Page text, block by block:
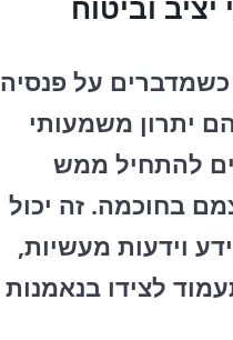
על פנסיה
יתרון משמעותי
להתחיל ממש
בחוכמה. זה יכול
וידעות מעשיות,
לצידו בנאמנות